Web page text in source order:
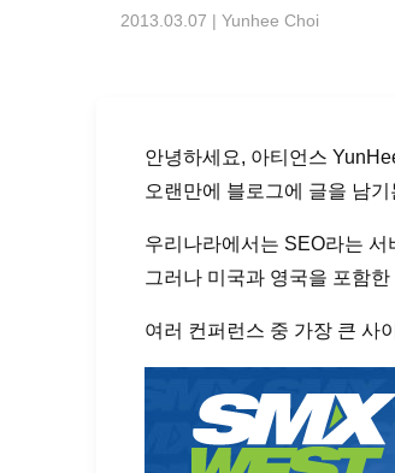
2013.03.07 | Yunhee Choi
안녕하세요, 아티언스
오랜만에 블로그에 글을 남
우리나라에서는 SEO라는
그러나 미국과 영국을 포함
여러 컨퍼런스 중 가장 큰 사